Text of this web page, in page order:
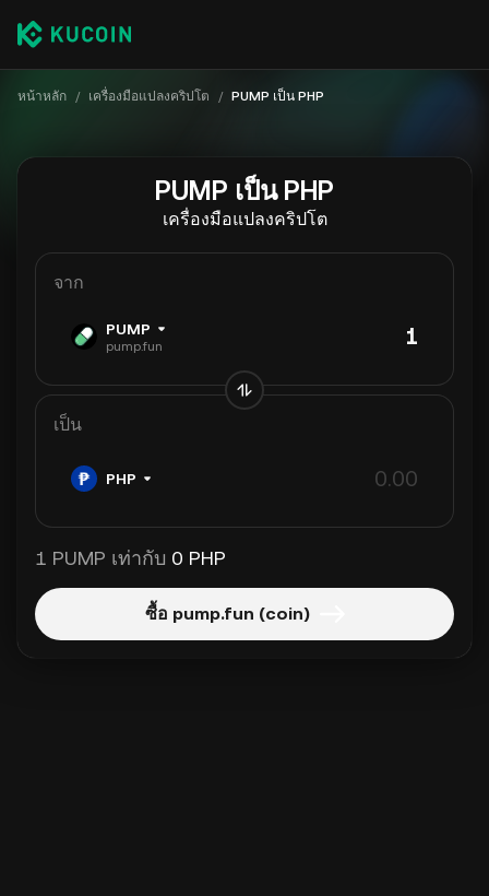
หน้าหลัก / เครื่องมือแปลงคริปโต / PUMP เป็น PHP
PUMP เป็น PHP
เครื่องมือแปลงคริปโต
จาก
PUMP
pump.fun
เป็น
PHP
1 PUMP เท่ากับ 0 PHP
ซื้อ pump.fun (coin)